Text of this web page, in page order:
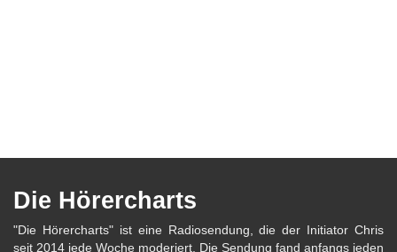
Die Hörercharts
"Die Hörercharts" ist eine Radiosendung, die der Initiator Chris
seit 2014 jede Woche moderiert. Die Sendung fand anfangs jeden